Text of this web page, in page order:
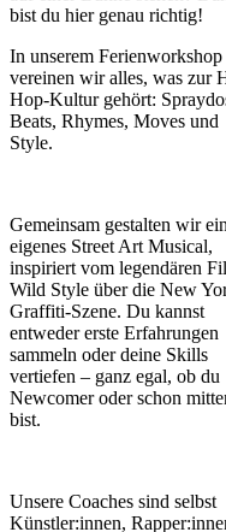
bist du hier genau richtig!
In unserem Ferienworkshop
vereinen wir alles, was zur
Hop-Kultur gehört:
Beats, Rhymes, Moves und
Style.
Gemeinsam gestalten wir ein
eigenes Street Art Musical,
inspiriert vom legendären
Wild Style über die New
Graffiti-Szene. Du kannst
entweder erste Erfahrungen
sammeln oder deine Skills
vertiefen – ganz egal, ob du
Newcomer oder schon
bist.
Unsere Coaches sind selbst
Künstler:innen,